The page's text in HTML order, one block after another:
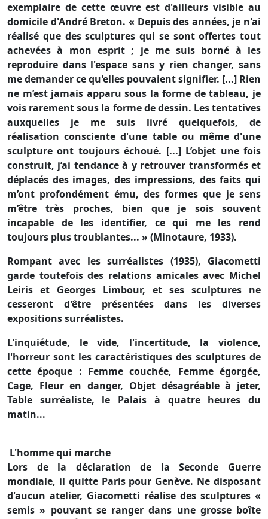
exemplaire de cette œuvre est d'ailleurs visible au
domicile d'André Breton. « Depuis des années, je n'ai
réalisé que des sculptures qui se sont offertes tout
achevées à mon esprit ; je me suis borné à les
reproduire dans l'espace sans y rien changer, sans
me demander ce qu'elles pouvaient signifier. [...] Rien
ne m’est jamais apparu sous la forme de tableau, je
vois rarement sous la forme de dessin. Les tentatives
auxquelles je me suis livré quelquefois, de
réalisation consciente d'une table ou même d'une
sculpture ont toujours échoué. [...] L’objet une fois
construit, j’ai tendance à y retrouver transformés et
déplacés des images, des impressions, des faits qui
m’ont profondément ému, des formes que je sens
m’être très proches, bien que je sois souvent
incapable de les identifier, ce qui me les rend
toujours plus troublantes... » (Minotaure, 1933).
Rompant avec les surréalistes (1935), Giacometti
garde toutefois des relations amicales avec Michel
Leiris et Georges Limbour, et ses sculptures ne
cesseront d'être présentées dans les diverses
expositions surréalistes.
L'inquiétude, le vide, l'incertitude, la violence,
l'horreur sont les caractéristiques des sculptures de
cette époque : Femme couchée, Femme égorgée,
Cage, Fleur en danger, Objet désagréable à jeter,
Table surréaliste, le Palais à quatre heures du
matin...
L'homme qui marche
Lors de la déclaration de la Seconde Guerre
mondiale, il quitte Paris pour Genève. Ne disposant
d'aucun atelier, Giacometti réalise des sculptures «
semis » pouvant se ranger dans une grosse boîte